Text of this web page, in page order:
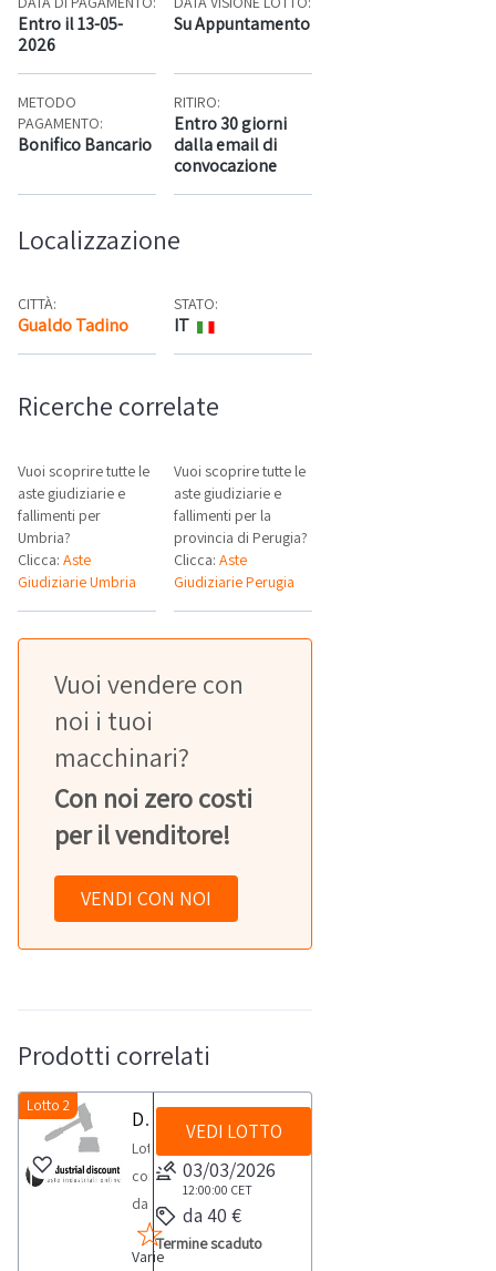
Entro il 13-05-
2026
Su Appuntamento
METODO
PAGAMENTO:
Bonifico Bancario
RITIRO:
Entro 30 giorni
dalla email di
convocazione
Localizzazione
CITTÀ:
Gualdo Tadino Mappa
STATO:
IT
Ricerche correlate
Vuoi scoprire tutte le
aste giudiziarie e
fallimenti per
Umbria?
Clicca: Aste
Giudiziarie Umbria
Vuoi scoprire tutte le
aste giudiziarie e
fallimenti per la
provincia di Perugia?
Clicca:Aste
Giudiziarie Perugia
Vuoi vendere con
noi i tuoi
macchinari?
Con noi zero costi
per il venditore!
VENDI CON NOI
Prodotti correlati
Lotto 2
Dispenser e igienizzanti
Lotto
composto
da:-
Dispenser
Automat.
Varie
VEDI LOTTO
03/03/2026
12:00:00 CET
da 40 €
Termine scaduto